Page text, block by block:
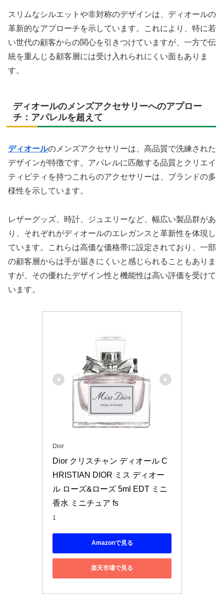
スリムなシルエットや非対称のデザインは、ディオールの
革新的なアプローチを示しています。これにより、特に若
い世代の顧客からの関心を引きつけていますが、一方で伝
統を重んじる顧客層には受け入れられにくい面もありま
す。
ディオールのメンズアクセサリーへのアプロー
チ：アパレルを超えて
ディオールのメンズアクセサリーは、高品質で洗練された
デザインが特徴です。アパレルに匹敵する品質とクリエイ
ティビティを持つこれらのアクセサリーは、ブランドの多
様性を示しています。
レザーグッズ、時計、ジュエリーなど、幅広い製品群があ
り、それぞれがディオールのエレガンスと革新性を体現し
ています。これらは高価な価格帯に設定されており、一部
の顧客層からは手が届きにくいと感じられることもありま
すが、その優れたデザイン性と機能性は高い評価を受けて
います。
Dior
Dior クリスチャン ディオール C
HRISTIAN DIOR ミス ディオー
ル ローズ&ローズ 5ml EDT ミニ
香水 ミニチュア fs
1
Amazonで見る
楽天市場で見る